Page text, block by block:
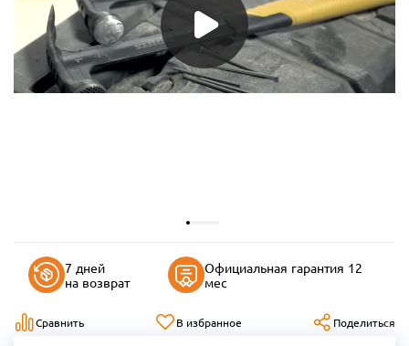
7 дней
на возврат
Официальная гарантия 12
мес
Сравнить В избранное Поделиться